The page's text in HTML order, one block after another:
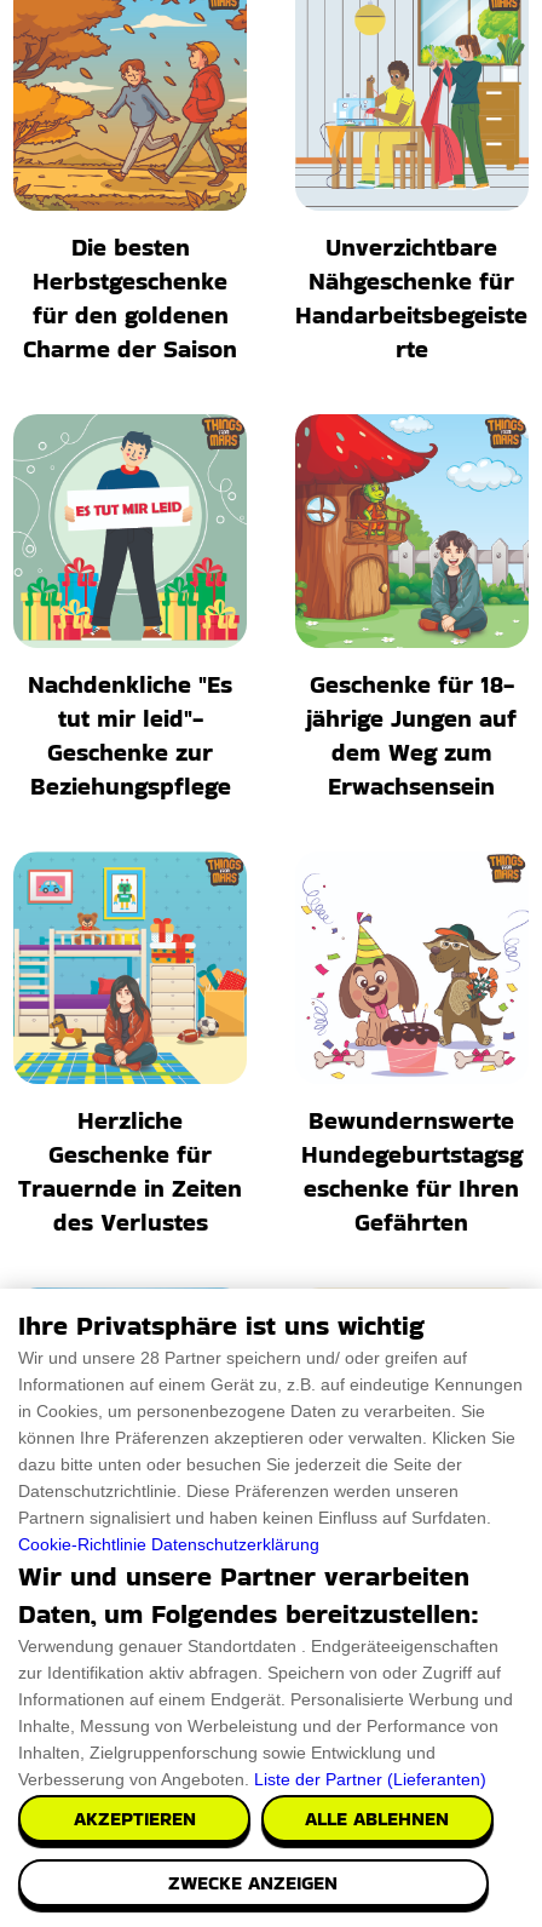
Die besten
Herbstgeschenke
für den goldenen
Charme der Saison
Unverzichtbare
Nähgeschenke für
Handarbeitsbegeiste
rte
Nachdenkliche "Es
tut mir leid"-
Geschenke zur
Beziehungspflege
Geschenke für 18-
jährige Jungen auf
dem Weg zum
Erwachsensein
Herzliche
Geschenke für
Trauernde in Zeiten
des Verlustes
Bewundernswerte
Hundegeburtstagsg
eschenke für Ihren
Gefährten
Seinfeld Geschenke,
die jeden Seinfeld-
Liebhaber vor
Freude springen
lassen
Perfekte Messer
Geschenke für die
kulinarischen
Enthusiasten in
Ihrem Leben
Ihre Privatsphäre ist uns wichtig
Wir und unsere 28 Partner speichern und/ oder greifen auf
Informationen auf einem Gerät zu, z.B. auf eindeutige Kennungen
in Cookies, um personenbezogene Daten zu verarbeiten. Sie
können Ihre Präferenzen akzeptieren oder verwalten. Klicken Sie
dazu bitte unten oder besuchen Sie jederzeit die Seite der
Datenschutzrichtlinie. Diese Präferenzen werden unseren
Partnern signalisiert und haben keinen Einfluss auf Surfdaten.
Cookie-Richtlinie Datenschutzerklärung
Wir und unsere Partner verarbeiten
Daten, um Folgendes bereitzustellen:
Verwendung genauer Standortdaten . Endgeräteeigenschaften
zur Identifikation aktiv abfragen. Speichern von oder Zugriff auf
Informationen auf einem Endgerät. Personalisierte Werbung und
Inhalte, Messung von Werbeleistung und der Performance von
Inhalten, Zielgruppenforschung sowie Entwicklung und
Verbesserung von Angeboten. Liste der Partner (Lieferanten)
AKZEPTIEREN ALLE ABLEHNEN
ZWECKE ANZEIGEN